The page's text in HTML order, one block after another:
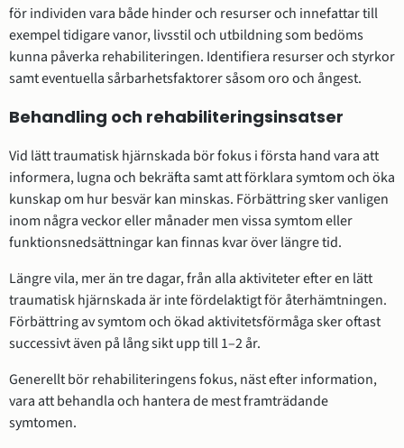
för individen vara både hinder och resurser och innefattar till
exempel tidigare vanor, livsstil och utbildning som bedöms
kunna påverka rehabiliteringen. Identifiera resurser och styrkor
samt eventuella sårbarhetsfaktorer såsom oro och ångest.
Behandling och rehabiliteringsinsatser
Vid lätt traumatisk hjärnskada bör fokus i första hand vara att
informera, lugna och bekräfta samt att förklara symtom och öka
kunskap om hur besvär kan minskas. Förbättring sker vanligen
inom några veckor eller månader men vissa symtom eller
funktionsnedsättningar kan finnas kvar över längre tid.
Längre vila, mer än tre dagar, från alla aktiviteter efter en lätt
traumatisk hjärnskada är inte fördelaktigt för återhämtningen.
Förbättring av symtom och ökad aktivitetsförmåga sker oftast
successivt även på lång sikt upp till 1–2 år.
Generellt bör rehabiliteringens fokus, näst efter information,
vara att behandla och hantera de mest framträdande
symtomen.